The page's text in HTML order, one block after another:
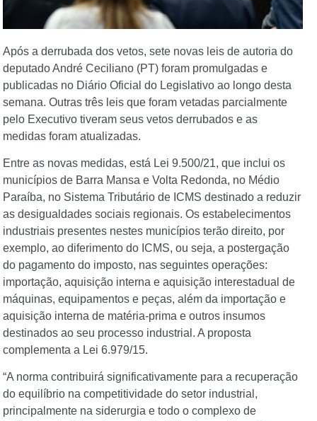
Após a derrubada dos vetos, sete novas leis de autoria do
deputado André Ceciliano (PT) foram promulgadas e
publicadas no Diário Oficial do Legislativo ao longo desta
semana. Outras três leis que foram vetadas parcialmente
pelo Executivo tiveram seus vetos derrubados e as
medidas foram atualizadas.
Entre as novas medidas, está Lei 9.500/21, que inclui os
municípios de Barra Mansa e Volta Redonda, no Médio
Paraíba, no Sistema Tributário de ICMS destinado a reduzir
as desigualdades sociais regionais. Os estabelecimentos
industriais presentes nestes municípios terão direito, por
exemplo, ao diferimento do ICMS, ou seja, a postergação
do pagamento do imposto, nas seguintes operações:
importação, aquisição interna e aquisição interestadual de
máquinas, equipamentos e peças, além da importação e
aquisição interna de matéria-prima e outros insumos
destinados ao seu processo industrial. A proposta
complementa a Lei 6.979/15.
“A norma contribuirá significativamente para a recuperação
do equilíbrio na competitividade do setor industrial,
principalmente na siderurgia e todo o complexo de